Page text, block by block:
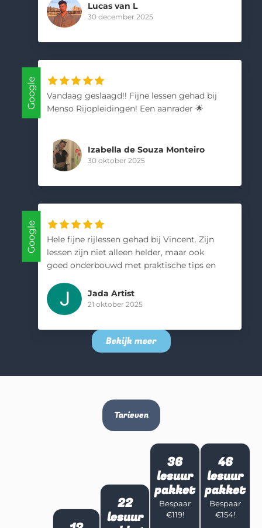
Lucas van L
30 december 2025
Google
Vandaag geslaagd!! Fijne lessen gehad bij
Menso Rijopleidingen! Een aanrader 🌟
Izabella de Souza Monteiro
30 oktober 2025
Google
Hele fijne rijlessen gehad bij Vincent. Zijn
lessen zijn niet alleen helder, maar ook
goed onderbouwd met praktische tips en
zekerder ging voelen achter het stuur.
Vandaag mijn rijexamen gehad en ik was zo
zenuwachtig. Maar door zijn rustige
uitstraling en vertrouwen in mij, gaven me
net dat extra duwtje in de rug dat ik nodig
had! Een absolute aanrader voor iedereen
Jada Artist
21 oktober 2025
Bekijk meer
Tarieven
22
lesuur
36
lesuur
pakket
Bespaar
€119!
46
lesuur
pakket
Bespaar
€154!